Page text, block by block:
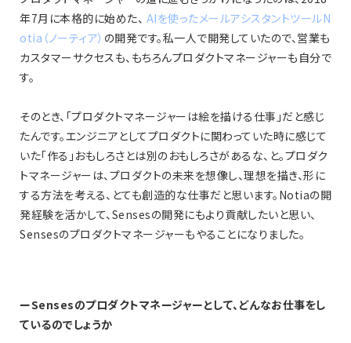
年7月に本格的に始めた、 AIを使ったメールアシスタントツールN
otia（ノーティア） の開発です。私一人で開発していたので、営業も
カスタマーサクセスも、もちろんプロダクトマネージャーも自分で
す。
そのとき、「プロダクトマネージャーは絵を描ける仕事」だと感じ
たんです。エンジニアとしてプロダクトに関わっていた時に感じて
いた「作る」おもしろさとは別のおもしろさがあるな、と。プロダク
トマネージャーは、プロダクトの未来を想像し、理想を描き、形に
する方法を考える、とても創造的な仕事だと思います。Notiaの開
発経験を活かして、Sensesの開発にもより貢献したいと思い、
Sensesのプロダクトマネージャーもやることになりました。
ーSensesのプロダクトマネージャーとして、どんなお仕事をし
ているのでしょうか